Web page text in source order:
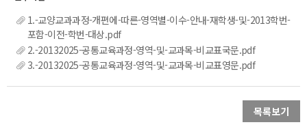
1.-교양교과과정-개편에-따른-영역별-이수-안내-재학생-및-2013학번-
포함-이전-학번-대상.pdf
2.-20132025-공통교육과정-영역-및-교과목-비교표국문.pdf
3.-20132025-공통교육과정-영역-및-교과목-비교표영문.pdf
목록보기